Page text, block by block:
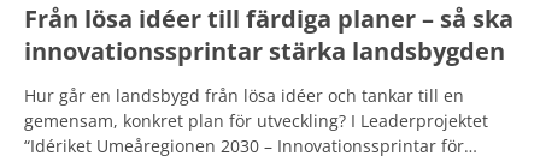
Från lösa idéer till färdiga planer – så ska
innovationssprintar stärka landsbygden
Hur går en landsbygd från lösa idéer och tankar till en
gemensam, konkret plan för utveckling? I Leaderprojektet
“Idériket Umeåregionen 2030 – Innovationssprintar för